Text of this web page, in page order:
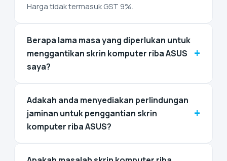
Harga tidak termasuk GST 9%.
Berapa lama masa yang diperlukan untuk
menggantikan skrin komputer riba ASUS
saya?
+
Adakah anda menyediakan perlindungan
jaminan untuk penggantian skrin
komputer riba ASUS?
+